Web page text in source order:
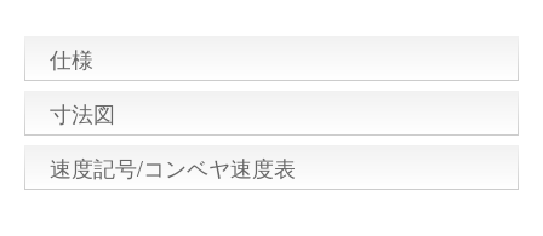
仕様
寸法図
速度記号/コンベヤ速度表